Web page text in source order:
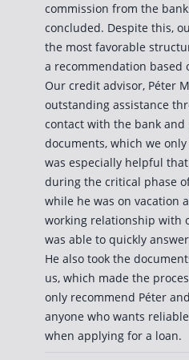
Befektetés
Állampapír
Legjobb
Részvény
Befektetési
TBSZ számla
ETF
Gyermek
Lakástakarék
commission from the
concluded. Despite this,
the most favorable
a recommendation based
Our credit advisor, Péter
outstanding assistance
contact with the bank
documents, which we
was especially helpful
during the critical phase
while he was on vacation
working relationship with
was able to quickly
He also took the
us, which made the
only recommend Péter
anyone who wants
when applying for a loan.